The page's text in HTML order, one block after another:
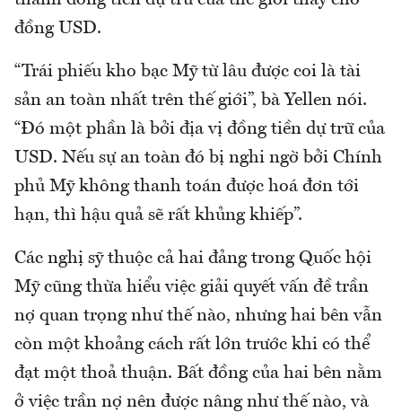
đồng USD.
“Trái phiếu kho bạc Mỹ từ lâu được coi là tài
sản an toàn nhất trên thế giới”, bà Yellen nói.
“Đó một phần là bởi địa vị đồng tiền dự trữ của
USD. Nếu sự an toàn đó bị nghi ngờ bởi Chính
phủ Mỹ không thanh toán được hoá đơn tới
hạn, thì hậu quả sẽ rất khủng khiếp”.
Các nghị sỹ thuộc cả hai đảng trong Quốc hội
Mỹ cũng thừa hiểu việc giải quyết vấn đề trần
nợ quan trọng như thế nào, nhưng hai bên vẫn
còn một khoảng cách rất lớn trước khi có thể
đạt một thoả thuận. Bất đồng của hai bên nằm
ở việc trần nợ nên được nâng như thế nào, và